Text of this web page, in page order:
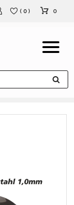
( 0 ) 0